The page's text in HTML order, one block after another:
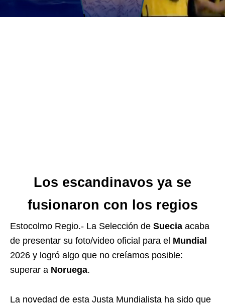
Los escandinavos ya se
fusionaron con los regios
Estocolmo Regio.- La Selección de Suecia acaba
de presentar su foto/video oficial para el Mundial
2026 y logró algo que no creíamos posible:
superar a Noruega.
La novedad de esta Justa Mundialista ha sido que